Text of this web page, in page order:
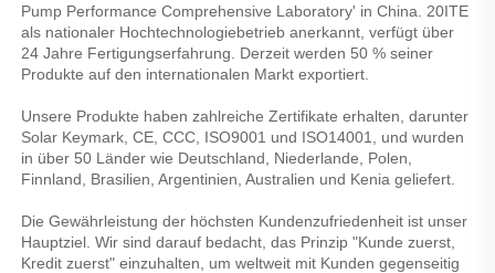
Pump Performance Comprehensive Laboratory' in China. 20ITE
als nationaler Hochtechnologiebetrieb anerkannt, verfügt über
24 Jahre Fertigungserfahrung. Derzeit werden 50 % seiner
Produkte auf den internationalen Markt exportiert.
Unsere Produkte haben zahlreiche Zertifikate erhalten, darunter
Solar Keymark, CE, CCC, ISO9001 und ISO14001, und wurden
in über 50 Länder wie Deutschland, Niederlande, Polen,
Finnland, Brasilien, Argentinien, Australien und Kenia geliefert.
Die Gewährleistung der höchsten Kundenzufriedenheit ist unser
Hauptziel. Wir sind darauf bedacht, das Prinzip "Kunde zuerst,
Kredit zuerst" einzuhalten, um weltweit mit Kunden gegenseitig